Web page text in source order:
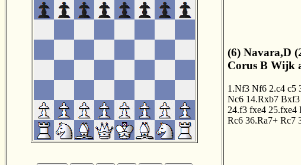
(6) Navara,D
Corus B Wijk
1.Nf3 Nf6 2.c4 c5
Nc6 14.Rxb7 Bxf3
24.f3 fxe4 25.fxe4
Rc6 36.Ra7+ Rc7